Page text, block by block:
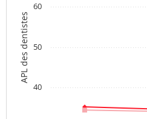
APL des dentistes
40
50
60